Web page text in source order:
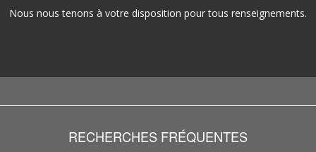
Nous nous tenons à votre disposition pour tous renseignements.
RECHERCHES FRÉQUENTES